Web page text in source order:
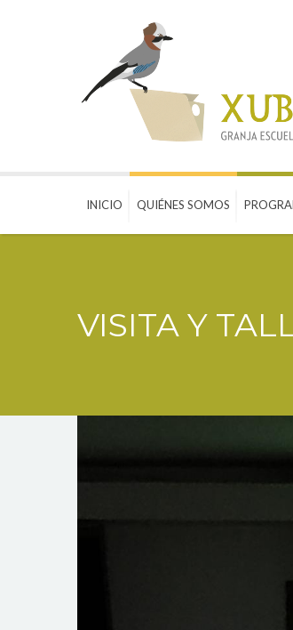
INICIO QUIÉNES SOMOS
VISITA Y